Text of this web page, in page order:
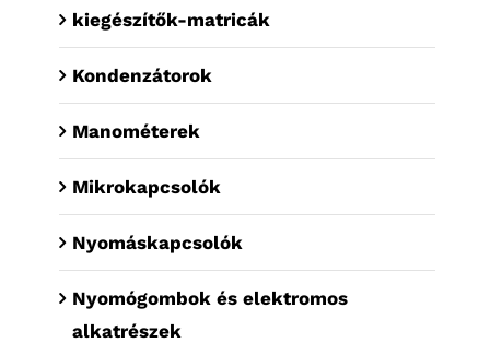
kiegészítők-matricák
Kondenzátorok
Manométerek
Mikrokapcsolók
Nyomáskapcsolók
Nyomógombok és elektromos
alkatrészek